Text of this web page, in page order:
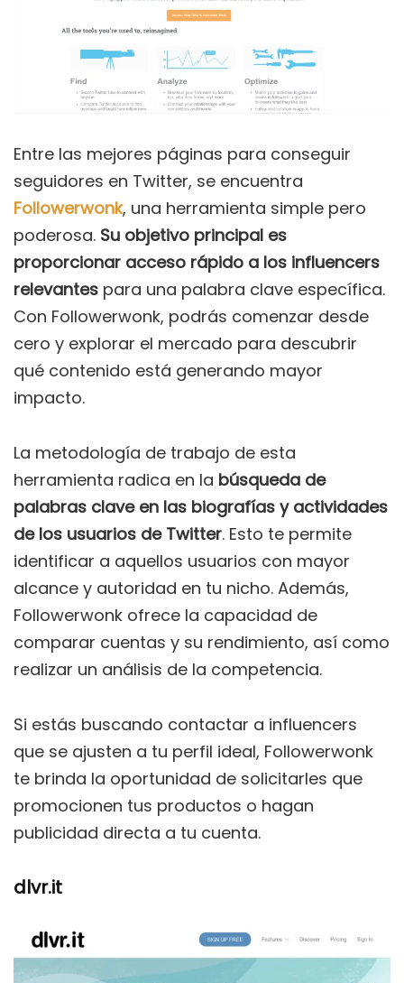
Entre las mejores páginas para conseguir
seguidores en Twitter, se encuentra
Followerwonk, una herramienta simple pero
poderosa. Su objetivo principal es
proporcionar acceso rápido a los influencers
relevantes para una palabra clave específica.
Con Followerwonk, podrás comenzar desde
cero y explorar el mercado para descubrir
qué contenido está generando mayor
impacto.
La metodología de trabajo de esta
herramienta radica en la búsqueda de
palabras clave en las biografías y actividades
de los usuarios de Twitter. Esto te permite
identificar a aquellos usuarios con mayor
alcance y autoridad en tu nicho. Además,
Followerwonk ofrece la capacidad de
comparar cuentas y su rendimiento, así como
realizar un análisis de la competencia.
Si estás buscando contactar a influencers
que se ajusten a tu perfil ideal, Followerwonk
te brinda la oportunidad de solicitarles que
promocionen tus productos o hagan
publicidad directa a tu cuenta.
dlvr.it